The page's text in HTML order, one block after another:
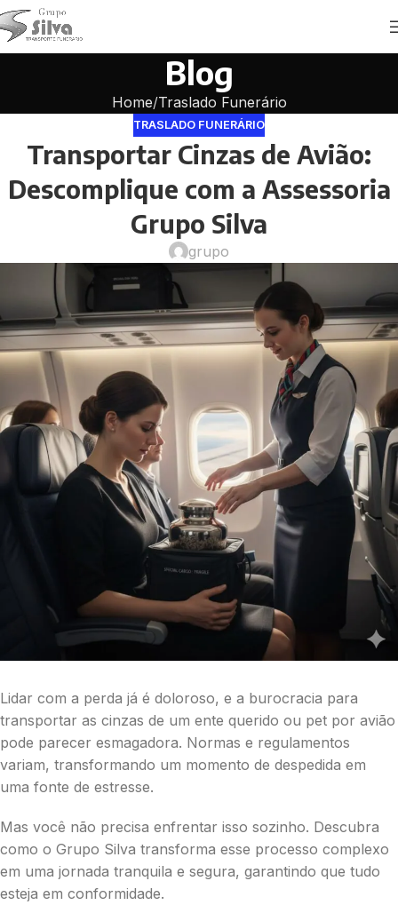
Blog
Home Traslado Funerário
TRASLADO FUNERÁRIO
Transportar Cinzas de Avião:
Descomplique com a Assessoria
Grupo Silva
grupo
Lidar com a perda já é doloroso, e a burocracia para
transportar as cinzas de um ente querido ou pet por avião
pode parecer esmagadora. Normas e regulamentos
variam, transformando um momento de despedida em
uma fonte de estresse.
Mas você não precisa enfrentar isso sozinho. Descubra
como o Grupo Silva transforma esse processo complexo
em uma jornada tranquila e segura, garantindo que tudo
esteja em conformidade.